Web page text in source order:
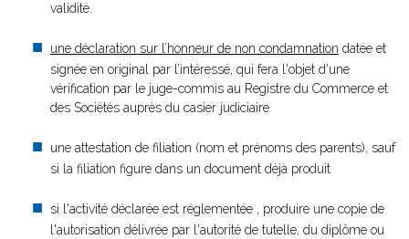
validité.
une déclaration sur l’honneur de non condamnation datée et
signée en original par l’intéressé, qui fera l'objet d'une
vérification par le juge-commis au Registre du Commerce et
des Sociétés auprès du casier judiciaire
une attestation de filiation (nom et prénoms des parents), sauf
si la filiation figure dans un document déjà produit
si l'activité déclarée est réglementée , produire une copie de
l'autorisation délivrée par l'autorité de tutelle, du diplôme ou